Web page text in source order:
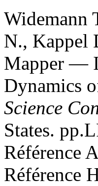
Widemann
N., Kappel
Mapper —
Dynamics
Science
States.
Référence
Référence